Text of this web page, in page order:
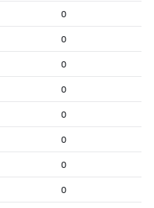
0
0
0
0
0
0
0
0